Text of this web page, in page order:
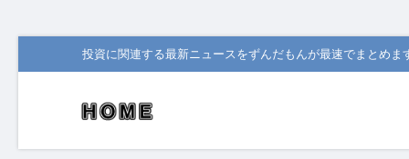
投資に関連する最新ニュースをずんだもんが最速でまとめま